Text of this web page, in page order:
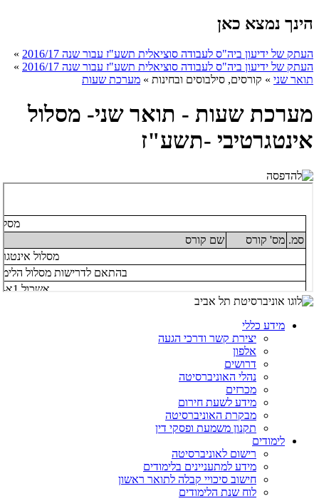
הינך נמצא כאן
העתק של ידיעון ביה"ס לעבודה סוציאלית תשע"ז עבור שנה 2016/17
»
העתק של ידיעון ביה"ס לעבודה סוציאלית תשע"ז עבור שנה 2016/17
»
תואר שני » קורסים, סילבוסים ובחינות » מערכת שעות
מערכת שעות - תואר שני- מסלול
אינטגרטיבי -תשע"ז
מידע כללי
יצירת קשר ודרכי הגעה
אלפון
דרושים
נהלי האוניברסיטה
מכרזים
מידע לשעת חירום
מבקרת האוניברסיטה
תקנון משמעת ופסקי דין
לימודים
רישום לאוניברסיטה
מידע למתעניינים בלימודים
חישוב סיכויי קבלה לתואר ראשון
לוח שנת הלימודים